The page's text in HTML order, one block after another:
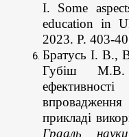
I. Some
education in
2023. P. 403-
Братусь І. В.,
Губіш М.В.
прикладі
Грааль науки